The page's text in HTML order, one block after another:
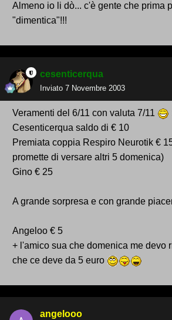
Almeno io li dò... c'è gente che prima
"dimentica"!!!
cesenticerqua
Inviato 7 Novembre 2003
Veramenti del 6/11 con valuta 7/11
Cesenticerqua saldo di € 10
Premiata coppia Respiro Neurotik €
promette di versare altri 5 domenica)
Gino € 25
A grande sorpresa e con grande
Angeloo € 5
+ l'amico sua che domenica me devo
che ce deve da 5 euro
angelooo